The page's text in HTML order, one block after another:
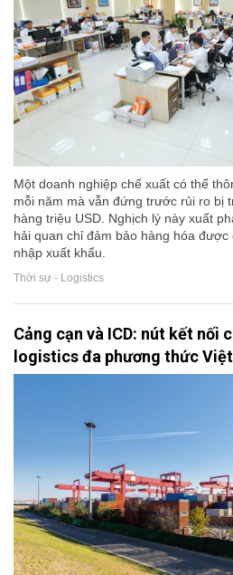
Một doanh nghiệp chế xuất có thể
mỗi năm mà vẫn đứng trước rủi ro bị
hàng triệu USD. Nghịch lý này xuất
hải quan chỉ đảm bảo hàng hóa
nhập xuất khẩu.
Thời sự - Logistics
Cảng cạn và ICD: nút kết nối
logistics đa phương thức